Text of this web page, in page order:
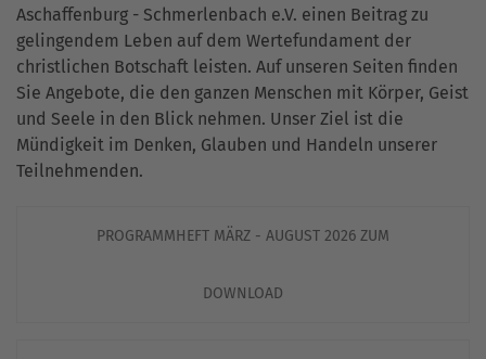
Aschaffenburg - Schmerlenbach e.V. einen Beitrag zu
gelingendem Leben auf dem Wertefundament der
christlichen Botschaft leisten. Auf unseren Seiten finden
Sie Angebote, die den ganzen Menschen mit Körper, Geist
und Seele in den Blick nehmen. Unser Ziel ist die
Mündigkeit im Denken, Glauben und Handeln unserer
Teilnehmenden.
PROGRAMMHEFT MÄRZ - AUGUST 2026 ZUM
DOWNLOAD